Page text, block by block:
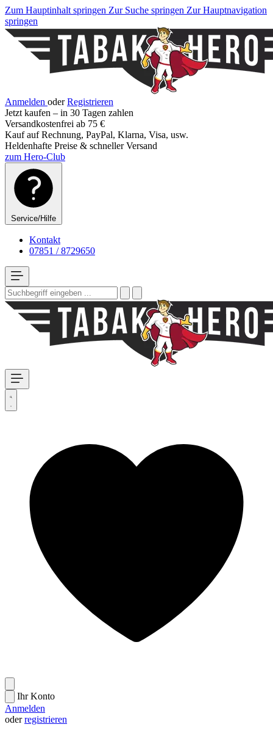
Zum Hauptinhalt springen Zur Suche springen Zur Hauptnavigation
springen
Anmelden oder Registrieren
Jetzt kaufen – in 30 Tagen zahlen
Versandkostenfrei ab 75 €
Kauf auf Rechnung, PayPal, Klarna, Visa, usw.
Heldenhafte Preise & schneller Versand
zum Hero-Club
Service/Hilfe
Kontakt
07851 / 8729650
Ihr Konto
Anmelden
oderregistrieren